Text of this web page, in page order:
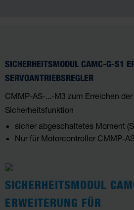
SICHERHEITSMODUL CAMC-G-S1
SERVOANTRIEBSREGLER
CMMP-AS-...-M3 zum Erreichen der
Sicherheitsfunktion
sicher abgeschaltetes Moment
Nur für Motorcontroller CMMP-
SICHERHEITSMODUL
ERWEITERUNG FÜR